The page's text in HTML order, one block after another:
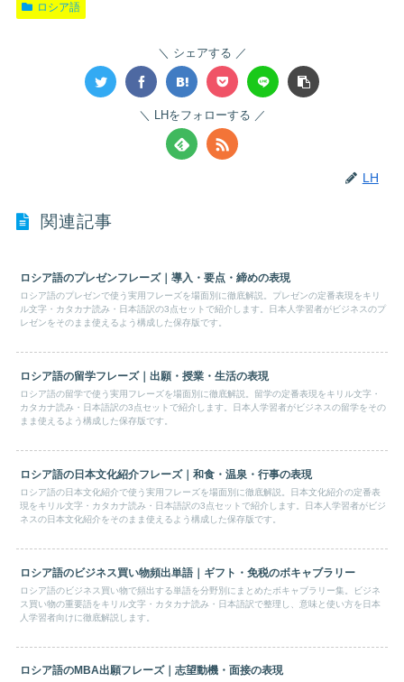
ロシア語
シェアする
LHをフォローする
LH
関連記事
ロシア語のプレゼンフレーズ｜導入・要点・締めの表現
ロシア語のプレゼンで使う実用フレーズを場面別に徹底解説。プレゼンの定番表現をキリ
ル文字・カタカナ読み・日本語訳の3点セットで紹介します。日本人学習者がビジネスのプ
レゼンをそのまま使えるよう構成した保存版です。
ロシア語の留学フレーズ｜出願・授業・生活の表現
ロシア語の留学で使う実用フレーズを場面別に徹底解説。留学の定番表現をキリル文字・
カタカナ読み・日本語訳の3点セットで紹介します。日本人学習者がビジネスの留学をその
まま使えるよう構成した保存版です。
ロシア語の日本文化紹介フレーズ｜和食・温泉・行事の表現
ロシア語の日本文化紹介で使う実用フレーズを場面別に徹底解説。日本文化紹介の定番表
現をキリル文字・カタカナ読み・日本語訳の3点セットで紹介します。日本人学習者がビジ
ネスの日本文化紹介をそのまま使えるよう構成した保存版です。
ロシア語のビジネス買い物頻出単語｜ギフト・免税のボキャブラリー
ロシア語のビジネス買い物で頻出する単語を分野別にまとめたボキャブラリー集。ビジネ
ス買い物の重要語をキリル文字・カタカナ読み・日本語訳で整理し、意味と使い方を日本
人学習者向けに徹底解説します。
ロシア語のMBA出願フレーズ｜志望動機・面接の表現